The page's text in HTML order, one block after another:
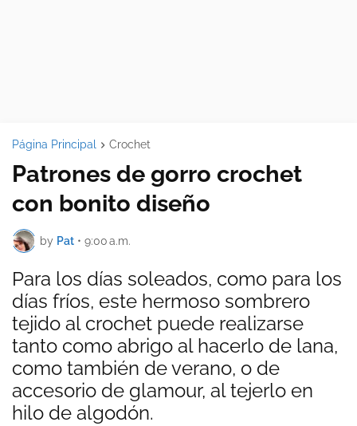
Página Principal Crochet
Patrones de gorro crochet
con bonito diseño
by Pat • 9:00 a.m.
Para los días soleados, como para los
días fríos, este hermoso sombrero
tejido al crochet puede realizarse
tanto como abrigo al hacerlo de lana,
como también de verano, o de
accesorio de glamour, al tejerlo en
hilo de algodón.